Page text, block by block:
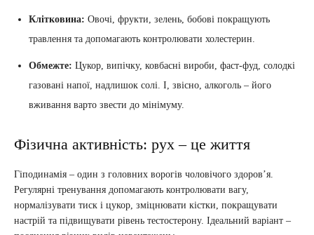
Клітковина: Овочі, фрукти, зелень, бобові покращують
травлення та допомагають контролювати холестерин.
Обмежте: Цукор, випічку, ковбасні вироби, фаст-фуд, солодкі
газовані напої, надлишок солі. І, звісно, алкоголь – його
вживання варто звести до мінімуму.
Фізична активність: рух – це життя
Гіподинамія – один з головних ворогів чоловічого здоров’я.
Регулярні тренування допомагають контролювати вагу,
нормалізувати тиск і цукор, зміцнювати кістки, покращувати
настрій та підвищувати рівень тестостерону. Ідеальний варіант –